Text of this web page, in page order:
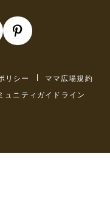
リシー
ママ広場規約
ュニティガイドライン